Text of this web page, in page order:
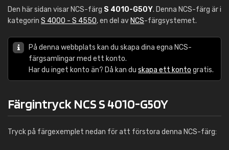
Den här sidan visar NCS-färg S 4010-G50Y. Denna NCS-färg är i
kategorin S 4000 - S 4550, en del av NCS-färgsystemet.
På denna webbplats kan du skapa dina egna NCS-
färgsamlingar med ett konto.
Har du inget konto än? Då kan du skapa ett konto gratis.
Färgintryck NCS S 4010-G50Y
Tryck på färgexemplet nedan för att förstora denna NCS-färg: